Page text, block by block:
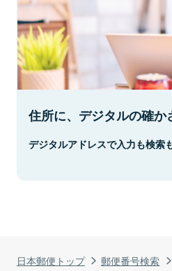
日本郵便トップ 郵便番号検索
住所に、デジタルの確か
デジタルアドレスで入力も検索